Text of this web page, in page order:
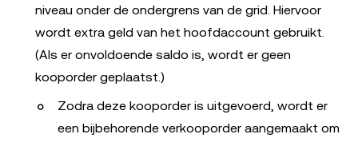
niveau onder de ondergrens van de grid. Hiervoor
wordt extra geld van het hoofdaccount gebruikt.
(Als er onvoldoende saldo is, wordt er geen
kooporder geplaatst.)
Zodra deze kooporder is uitgevoerd, wordt er
een bijbehorende verkooporder aangemaakt om